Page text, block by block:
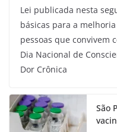
Lei publicada nesta
básicas para a
pessoas que convivem
Dia Nacional de
Dor Crônica
São